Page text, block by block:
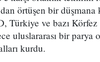
örtüşen bir
Türkiye ve bazı
uluslararası bir parya
kurdu.